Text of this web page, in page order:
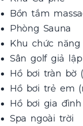
Bồn tắm
Phòng Sauna
Khu chức
Sân golf giả lập
Hồ bơi tràn bờ
Hồ bơi trẻ em
Hồ bơi gia
Spa ngoài trời